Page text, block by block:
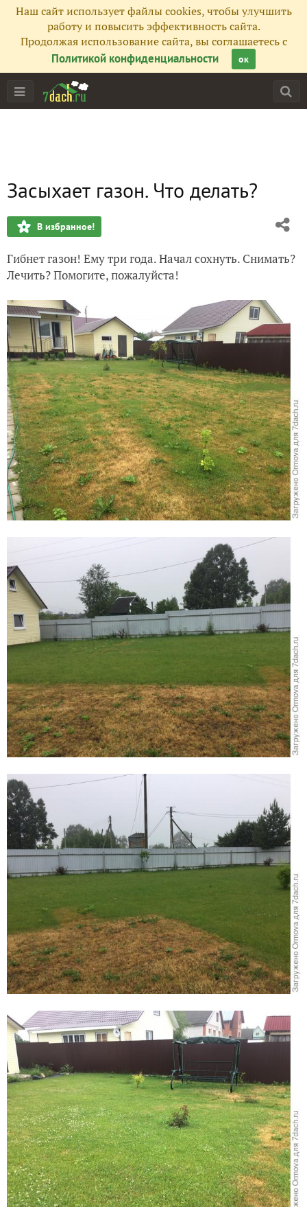
Наш сайт использует файлы cookies, чтобы улучшить
работу и повысить эффективность сайта.
Продолжая использование сайта, вы соглашаетесь с
Политикой конфиденциальности
ок
Засыхает газон. Что делать?
В избранное!
Гибнет газон! Ему три года. Начал сохнуть. Снимать?
Лечить? Помогите, пожалуйста!